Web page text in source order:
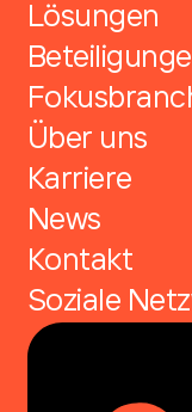
Lösungen
Über uns
Karriere
News
Kontakt
Soziale